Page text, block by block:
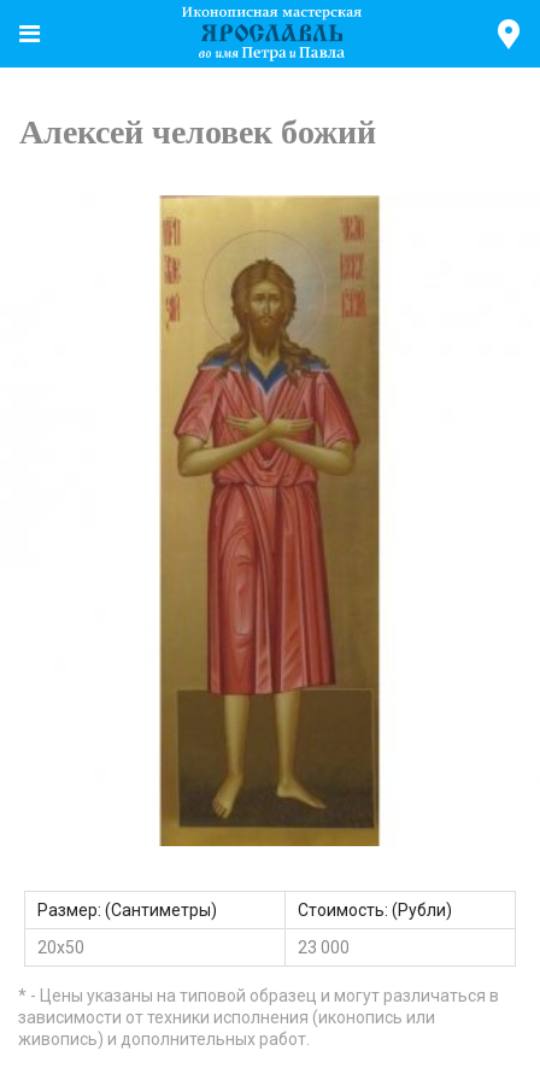
Алексей человек божий
Размер: (Сантиметры)
Стоимость: (Рубли)
20х50
23 000
* - Цены указаны на типовой образец и могут различаться в
зависимости от техники исполнения (иконопись или
живопись) и дополнительных работ.